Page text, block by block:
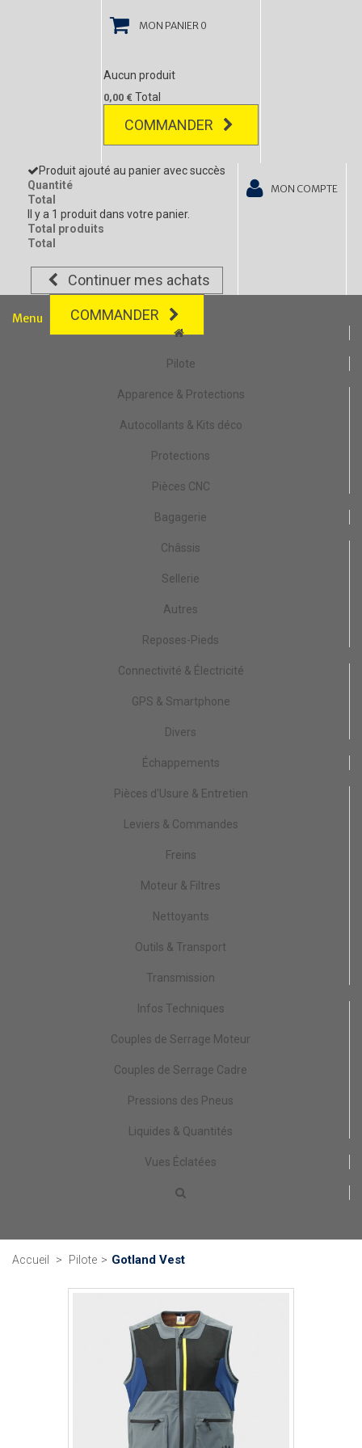
MON PANIER 0
Aucun produit
0,00 € Total
COMMANDER
Produit ajouté au panier avec succès
Quantité
Total
Il y a 1 produit dans votre panier.
Total produits
Total
Continuer mes achats
COMMANDER
MON COMPTE
Menu
Pilote
Apparence & Protections
Autocollants & Kits déco
Protections
Pièces CNC
Bagagerie
Châssis
Sellerie
Autres
Reposes-Pieds
Connectivité & Électricité
GPS & Smartphone
Divers
Échappements
Pièces d'Usure & Entretien
Leviers & Commandes
Freins
Moteur & Filtres
Nettoyants
Outils & Transport
Transmission
Infos Techniques
Couples de Serrage Moteur
Couples de Serrage Cadre
Pressions des Pneus
Liquides & Quantités
Vues Éclatées
Accueil > Pilote > Gotland Vest